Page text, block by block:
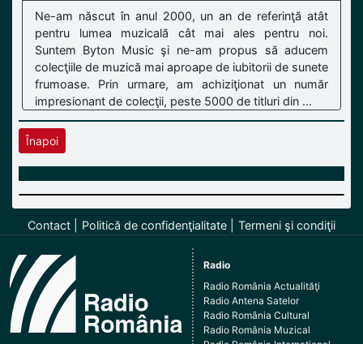
Ne-am născut în anul 2000, un an de referinţă atât
pentru lumea muzicală cât mai ales pentru noi.
Suntem Byton Music şi ne-am propus să aducem
colecţiile de muzică mai aproape de iubitorii de sunete
frumoase. Prin urmare, am achiziţionat un număr
impresionant de colecţii, peste 5000 de titluri din ...
Înapoi
Contact Politică de confidenţialitate Termeni şi condiţii
Radio
Radio România Actualităţi
Radio Antena Satelor
Radio România Cultural
Radio România Muzical